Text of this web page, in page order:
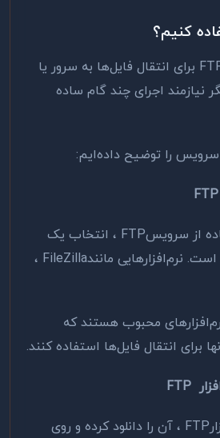
کنیم؟
برای انتقال فایل‌ها به سرور یا
نیازمند اجرای چند گام ساده
سرویس را توضیح داده‌ایم:
FTP
از سرویسFTP ، انتخاب یک
نرم‌افزارهایی مانندFileZilla ،
محبوب هستند که
برای انتقال فایل‌ها استفاده کنند.
FTP
FTP ، آن را دانلود کرده و روی